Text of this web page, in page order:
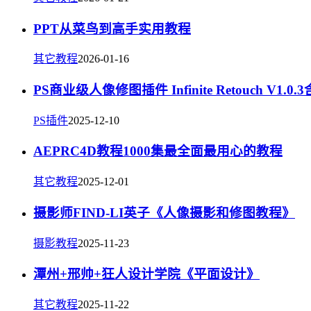
PPT从菜鸟到高手实用教程
其它教程2026-01-16
PS商业级人像修图插件 Infinite Retouch V1.0.3
PS插件2025-12-10
AEPRC4D教程1000集最全面最用心的教程
其它教程2025-12-01
摄影师FIND-LI英子《人像摄影和修图教程》
摄影教程2025-11-23
潭州+邢帅+狂人设计学院《平面设计》
其它教程2025-11-22